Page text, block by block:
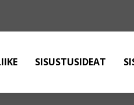
SISUSTUSIDEAT